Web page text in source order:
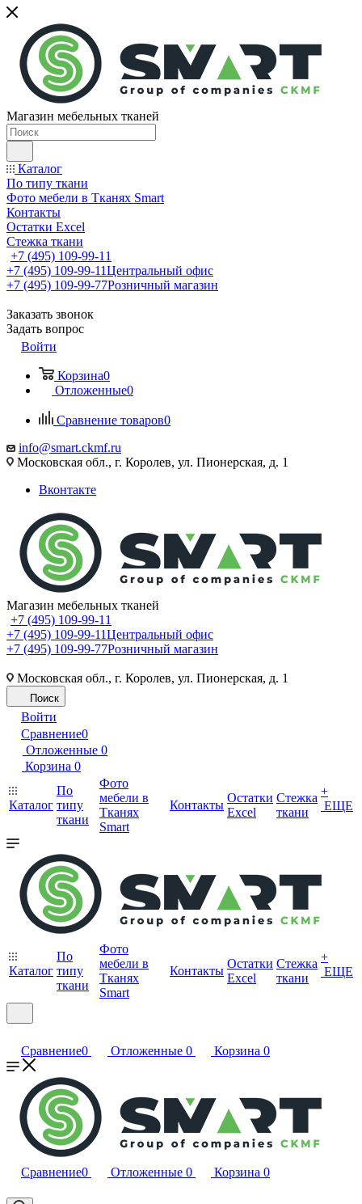
Магазин мебельных тканей
Каталог
По типу ткани
Фото мебели в Тканях Smart
Контакты
Остатки Excel
Стежка ткани
+7 (495) 109-99-11
+7 (495) 109-99-11Центральный офис
+7 (495) 109-99-77Розничный магазин
Заказать звонок
Задать вопрос
Войти
Корзина0
Отложенные0
Сравнение товаров0
info@smart.ckmf.ru
Московская обл., г. Королев, ул. Пионерская, д. 1
Вконтакте
Магазин мебельных тканей
+7 (495) 109-99-11
+7 (495) 109-99-11Центральный офис
+7 (495) 109-99-77Розничный магазин
Московская обл., г. Королев, ул. Пионерская, д. 1
Поиск
Войти
Сравнение0
Отложенные 0
Корзина 0
Каталог
По
типу
ткани
Фото
мебели в
Тканях
Smart
Контакты
Остатки
Excel
Стежка
ткани
+
ЕЩЕ
Каталог
По
типу
ткани
Фото
мебели в
Тканях
Smart
Контакты
Остатки
Excel
Стежка
ткани
+
ЕЩЕ
Сравнение0 Отложенные 0 Корзина 0
Сравнение0 Отложенные 0 Корзина 0